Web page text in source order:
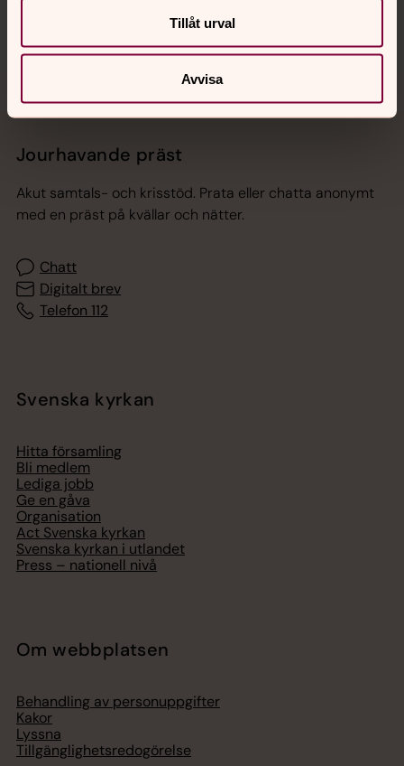
Tillåt urval
Avvisa
Jourhavande präst
Akut samtals- och krisstöd. Prata eller chatta anonymt
med en präst på kvällar och nätter.
Chatt
Digitalt brev
Telefon 112
Svenska kyrkan
Hitta församling
Bli medlem
Lediga jobb
Ge en gåva
Organisation
Act Svenska kyrkan
Svenska kyrkan i utlandet
Press – nationell nivå
Om webbplatsen
Behandling av personuppgifter
Kakor
Lyssna
Tillgänglighetsredogörelse